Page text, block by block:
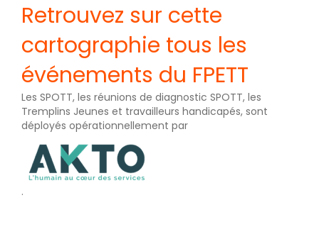
Retrouvez sur cette
cartographie tous les
événements du FPETT
Les SPOTT, les réunions de diagnostic SPOTT, les
Tremplins Jeunes et travailleurs handicapés, sont
déployés opérationnellement par
.